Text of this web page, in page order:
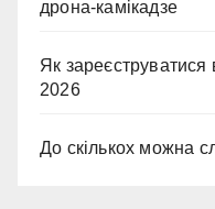
дрона-камікадзе
Як зареєструватися
2026
До скількох можна